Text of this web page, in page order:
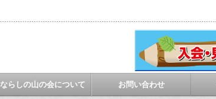
ならしの山の会について お問い合わせ